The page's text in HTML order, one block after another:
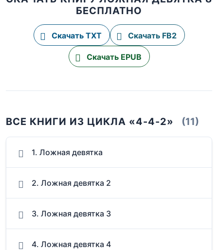
БЕСПЛАТНО
Скачать TXT Скачать FB2
Скачать EPUB
ВСЕ КНИГИ ИЗ ЦИКЛА «4-4-2» (11)
1. Ложная девятка
2. Ложная девятка 2
3. Ложная девятка 3
4. Ложная девятка 4